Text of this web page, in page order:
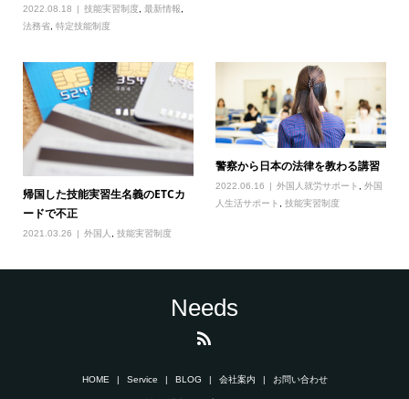
2022.08.18 技能実習制度, 最新情報,
法務省, 特定技能制度
帰国した技能実習生名義のETCカ
ードで不正
2021.03.26 外国人 技能実習制度
警察から日本の法律を教わる講習
2022.06.16 外国人就労サポート ,外国
人生活サポート
,技能実習制度
Needs
HOME Service BLOG 会社案内 お問い合わせ